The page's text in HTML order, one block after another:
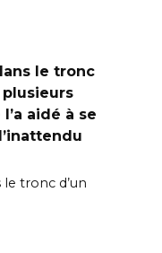
le tronc
aidé à se
tronc d’un